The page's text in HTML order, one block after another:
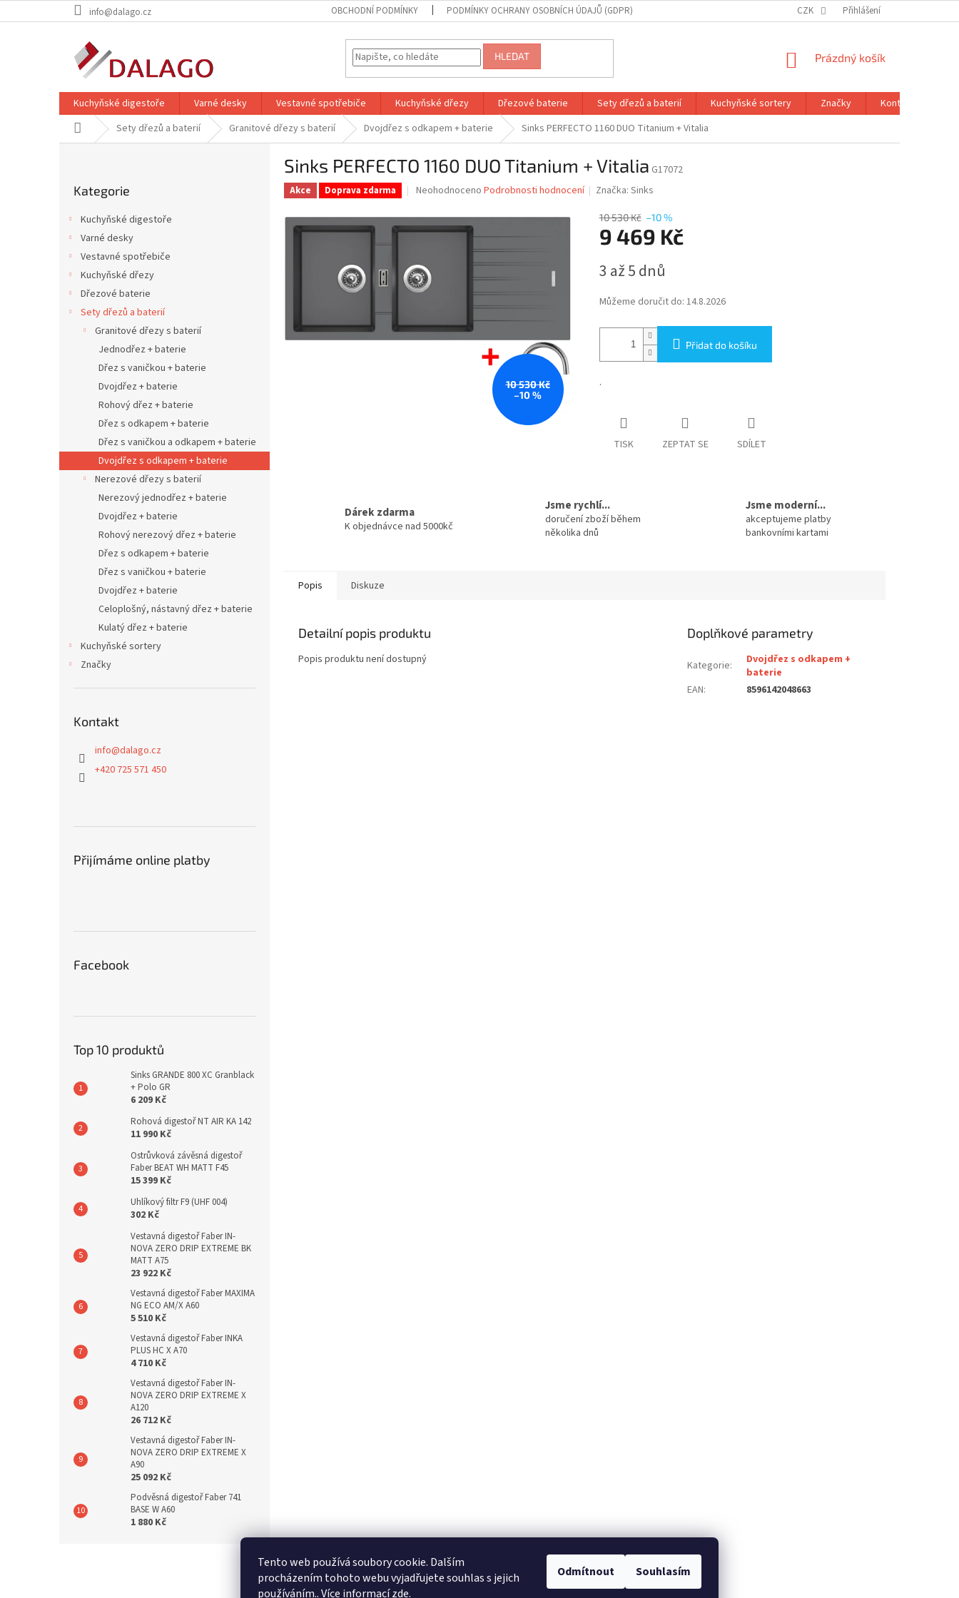
Tento web používá soubory cookie. Dalším
procházením tohoto webu vyjadřujete souhlas s jejich
používáním.. Více informacízde.
Odmítnout Souhlasím
na
info@dalago.cz OBCHODNÍ PODMÍNKY PODMÍNKY OCHRANY OSOBNÍCH ÚDAJŮ (GDPR) CZK Přihlášení
HLEDAT
NÁKUPNÍ
Prázdný košík
Kuchyňské digestoře Varné desky Vestavné spotřebiče Kuchyňské dřezy Dřezové baterie Sety dřezů a baterií Kuchyňské sortery Značky Kontakty
Domů Sety dřezů a baterií Granitové dřezy s baterií Dvojdřez s odkapem + baterie Sinks PERFECTO 1160 DUO Titanium + Vitalia
kategorie
Kategorie
Kuchyňské digestoře
Varné desky
Vestavné spotřebiče
Kuchyňské dřezy
Dřezové baterie
Sety dřezů a baterií
Granitové dřezy s baterií
Jednodřez + baterie
Dřez s vaničkou + baterie
Dvojdřez + baterie
Rohový dřez + baterie
Dřez s odkapem + baterie
Dřez s vaničkou a odkapem + baterie
Dvojdřez s odkapem + baterie
Nerezové dřezy s baterií
Nerezový jednodřez + baterie
Dvojdřez + baterie
Rohový nerezový dřez + baterie
Dřez s odkapem + baterie
Dřez s vaničkou + baterie
Dvojdřez + baterie
Celoplošný, nástavný dřez + baterie
Kulatý dřez + baterie
Kuchyňské sortery
Značky
Kontakt
info@dalago.cz
+420 725 571 450
Přijímáme online platby
Facebook
Top 10 produktů
Sinks GRANDE 800 XC Granblack
+ Polo GR
6 209 Kč
Rohová digestoř NT AIR KA 142
11 990 Kč
Ostrůvková závěsná digestoř
Faber BEAT WH MATT F45
15 399 Kč
Uhlíkový filtr F9 (UHF 004)
302 Kč
Vestavná digestoř Faber IN-
NOVA ZERO DRIP EXTREME BK
MATT A75
23 922 Kč
Vestavná digestoř Faber MAXIMA
NG ECO AM/X A60
5 510 Kč
Vestavná digestoř Faber INKA
PLUS HC X A70
4 710 Kč
Vestavná digestoř Faber IN-
NOVA ZERO DRIP EXTREME X
A120
26 712 Kč
Vestavná digestoř Faber IN-
NOVA ZERO DRIP EXTREME X
A90
25 092 Kč
Podvěsná digestoř Faber 741
BASE W A60
1 880 Kč
Sinks PERFECTO 1160 DUO Titanium + Vitalia G17072
Akce Doprava zdarma
Průměrné
produktu
je
5
hvězdiček.
Neohodnoceno Podrobnosti hodnocení Značka:Sinks
10 530 Kč
–10 %
10 530 Kč –10 %
9 469 Kč
cena:
3 až 5 dnů
Můžeme doručit do: 14.8.2026
Přidat do košíku
.
TISK ZEPTAT SE SDÍLET
Dárek zdarma
K objednávce nad 5000kč
Jsme rychlí...
doručení zboží během
několika dnů
Jsme moderní...
akceptujeme platby
bankovními kartami
Popis Diskuze
Detailní popis produktu
Popis produktu není dostupný
Doplňkové parametry
Kategorie:
Dvojdřez s odkapem +
baterie
EAN: 8596142048663
stavební pouzdra ECLISSE stavební pouzdra JAP stavební pouzdra SCRIGNO